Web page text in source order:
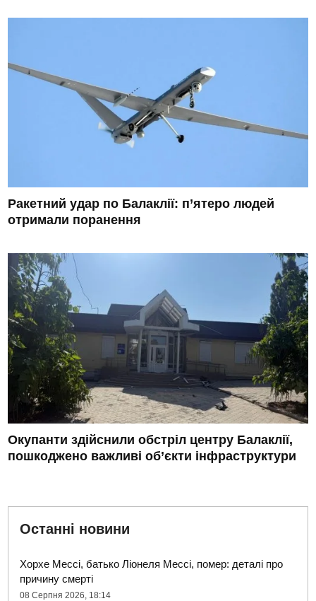
Ракетний удар по Балаклії: п’ятеро людей
отримали поранення
Окупанти здійснили обстріл центру Балаклії,
пошкоджено важливі об’єкти інфраструктури
Останні новини
Хорхе Мессі, батько Ліонеля Мессі, помер: деталі про
причину смерті
08 Серпня 2026, 18:14